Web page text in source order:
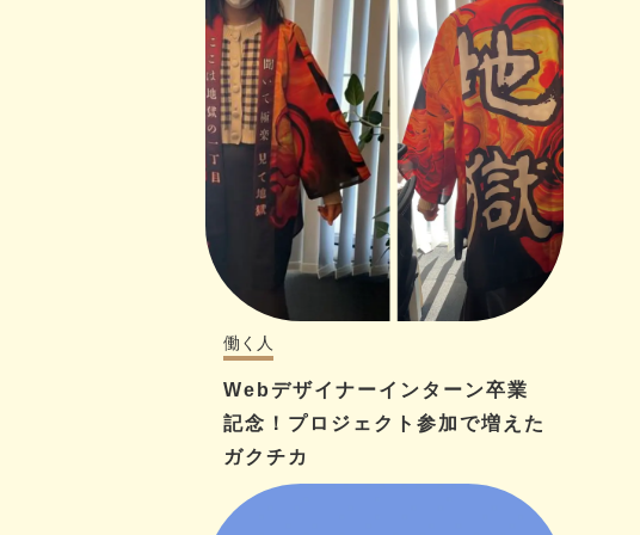
働く人
Webデザイナーインターン卒業
記念！プロジェクト参加で増えた
ガクチカ